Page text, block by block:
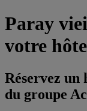
Paray
votre
Réservez un
du groupe